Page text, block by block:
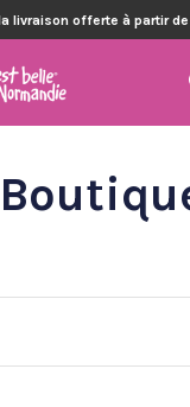
livraison offerte à partir